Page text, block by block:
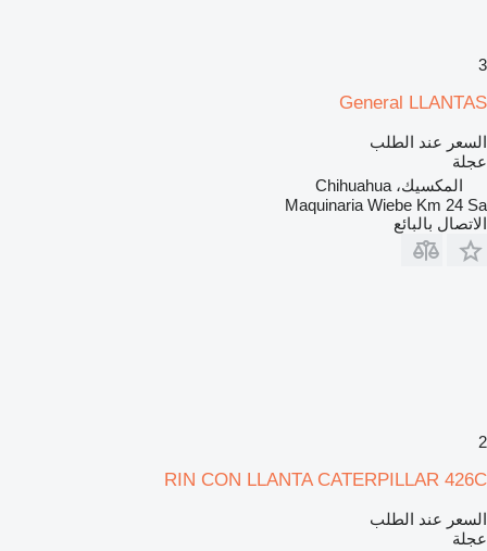
3
General LLANTAS
السعر عند الطلب
عجلة
المكسيك، Chihuahua
Maquinaria Wiebe Km 24 Sa
الاتصال بالبائع
2
RIN CON LLANTA CATERPILLAR 426C
السعر عند الطلب
عجلة